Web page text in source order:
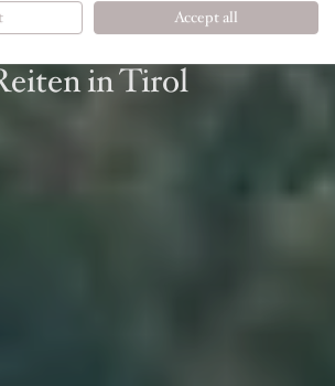
Tennis, Golf &
in Tirol
Accept all